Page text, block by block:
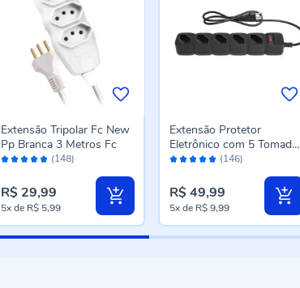
Avaliação: (148)
Extensão Tripolar Fc New
Pp Branca 3 Metros Fc
R$ 29,99
5xde R$ 5,99
Avaliação: (146)
Extensão Protetor
Eletrônico com 5 Tomadas
Intelbras Epe 205 - Preto
R$ 49,99
5xde R$ 9,99